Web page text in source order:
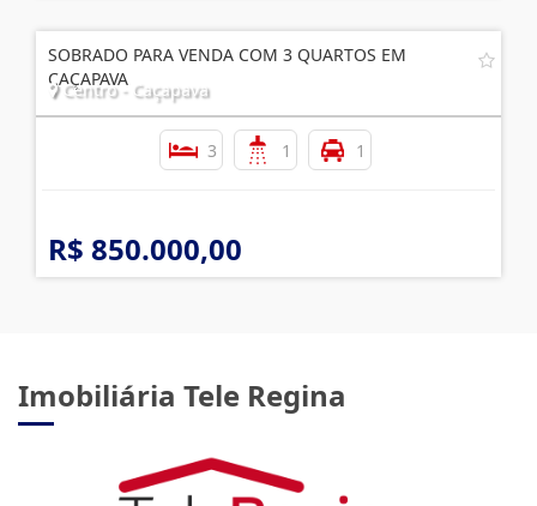
SOBRADO PARA VENDA COM 3 QUARTOS EM
CAÇAPAVA
Centro - Caçapava
3 1 1
R$ 850.000,00
Imobiliária Tele Regina